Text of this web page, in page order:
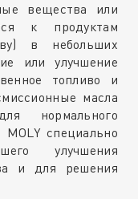
вещества или
к продуктам
в небольших
или улучшение
топливо и
масла
нормального
специально
улучшения
и для решения